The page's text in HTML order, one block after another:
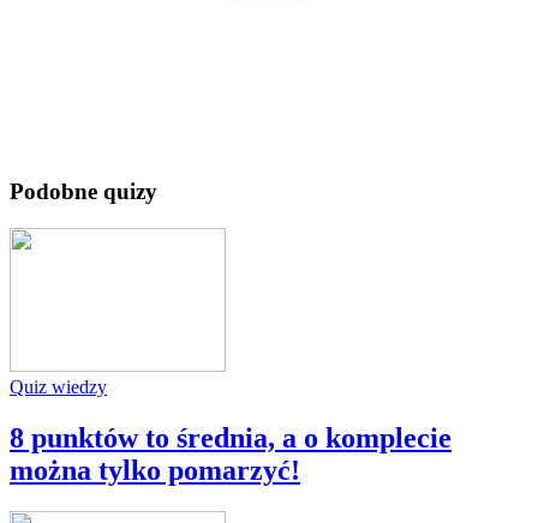
Podobne quizy
Quiz wiedzy
8 punktów to średnia, a o komplecie
można tylko pomarzyć!